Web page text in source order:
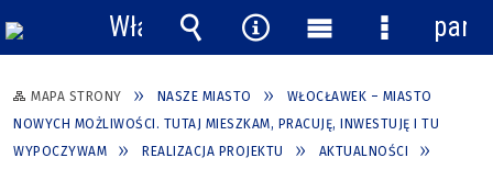
MAPA STRONY NASZE MIASTO
WŁOCŁAWEK – MIASTO
NOWYCH MOŻLIWOŚCI. TUTAJ MIESZKAM, PRACUJĘ, INWESTUJĘ I TU
WYPOCZYWAM
REALIZACJA PROJEKTU
AKTUALNOŚCI
Włącz
powiadomienia
Wyszukiwarka
Narzędzia
Menu
główne
Menu
panel